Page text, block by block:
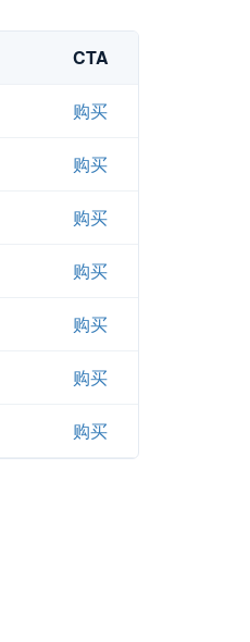
CTA
购买
购买
购买
购买
购买
购买
购买